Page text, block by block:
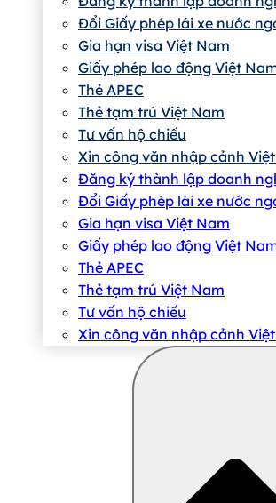
Đổi Giấy phép lái xe nước
Gia hạn visa Việt Nam
Giấy phép lao động Việt
Thẻ APEC
Thẻ tạm trú Việt Nam
Tư vấn hộ chiếu
Xin công văn nhập cảnh
Đăng ký thành lập doanh
Đổi Giấy phép lái xe nước
Gia hạn visa Việt Nam
Giấy phép lao động Việt
Thẻ APEC
Thẻ tạm trú Việt Nam
Tư vấn hộ chiếu
Xin công văn nhập cảnh